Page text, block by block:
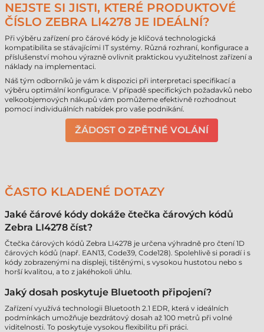
NEJSTE SI JISTI, KTERÉ PRODUKTOVÉ
ČÍSLO ZEBRA LI4278 JE IDEÁLNÍ?
Při výběru zařízení pro čárové kódy je klíčová technologická
kompatibilita se stávajícími IT systémy. Různá rozhraní, konfigurace a
příslušenství mohou výrazně ovlivnit praktickou využitelnost zařízení a
náklady na implementaci.
Náš tým odborníků je vám k dispozici při interpretaci specifikací a
výběru optimální konfigurace. V případě specifických požadavků nebo
velkoobjemových nákupů vám pomůžeme efektivně rozhodnout
pomocí individuálních nabídek pro vaše podnikání.
ŽÁDOST O ZPĚTNÉ VOLÁNÍ
ČASTO KLADENÉ DOTAZY
Jaké čárové kódy dokáže čtečka čárových kódů
Zebra LI4278 číst?
Čtečka čárových kódů Zebra LI4278 je určena výhradně pro čtení 1D
čárových kódů (např. EAN13, Code39, Code128). Spolehlivě si poradí i s
kódy zobrazenými na displeji, tištěnými, s vysokou hustotou nebo s
horší kvalitou, a to z jakéhokoli úhlu.
Jaký dosah poskytuje Bluetooth připojení?
Zařízení využívá technologii Bluetooth 2.1 EDR, která v ideálních
podmínkách umožňuje bezdrátový dosah až 100 metrů při volné
viditelnosti. To poskytuje vysokou flexibilitu při práci.